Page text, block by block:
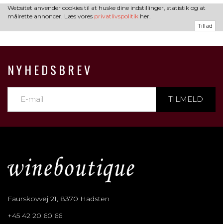
Websitet anvender cookies til at huske dine indstillinger, statistik og at
målrette annoncer. Læs vores privatlivspolitik her.
Tillad
NYHEDSBREV
TILMELD
Faurskovvej 21, 8370 Hadsten
+45 42 20 60 66